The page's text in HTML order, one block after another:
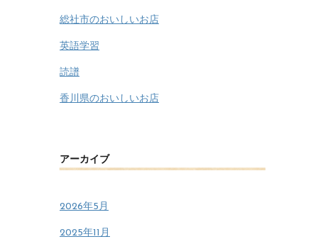
総社市のおいしいお店
英語学習
読譜
香川県のおいしいお店
アーカイブ
2026年5月
2025年11月